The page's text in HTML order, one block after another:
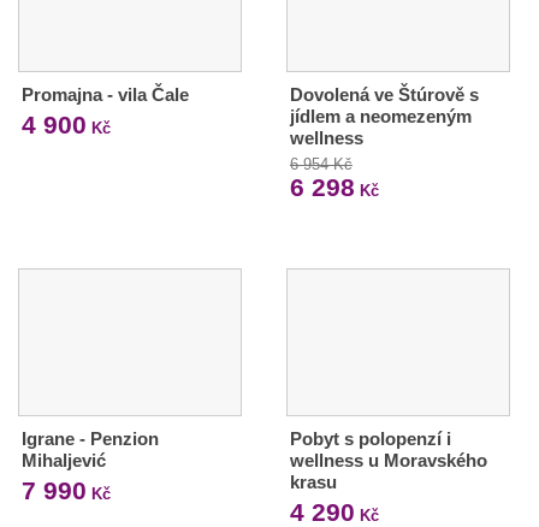
Promajna - vila Čale
4 900 Kč
Dovolená ve Štúrově s
jídlem a neomezeným
wellness
6 954 Kč
6 298 Kč
Igrane - Penzion
Mihaljević
7 990 Kč
Pobyt s polopenzí i
wellness u Moravského
krasu
4 290 Kč